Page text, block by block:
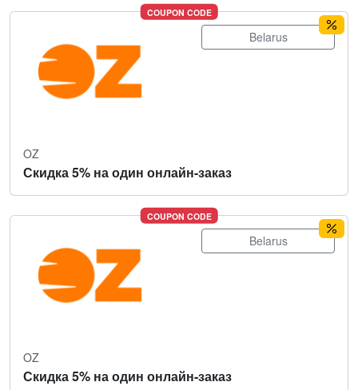
COUPON CODE
Belarus
OZ
Скидка 5% на один онлайн-заказ
COUPON CODE
Belarus
OZ
Скидка 5% на один онлайн-заказ